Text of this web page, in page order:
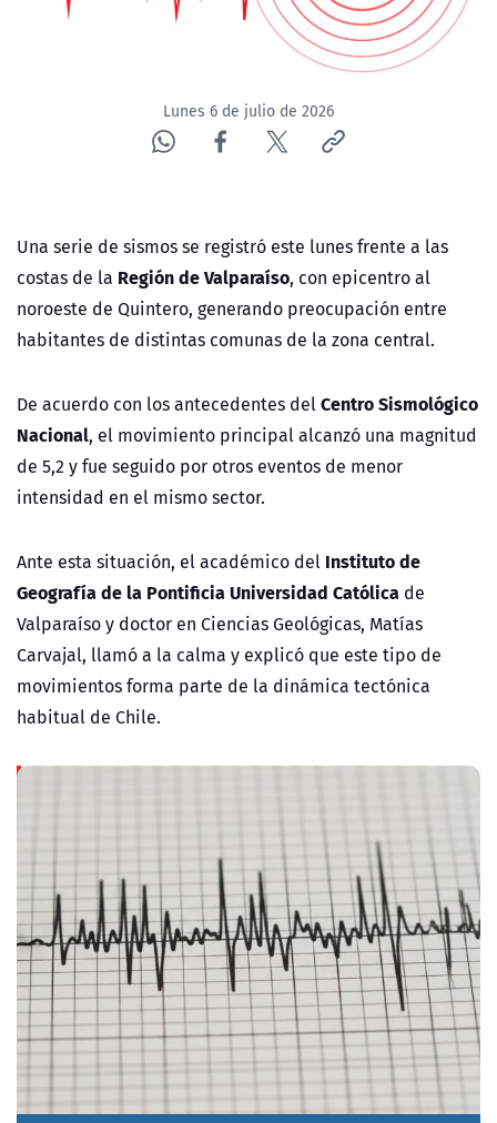
CANAL DE DENUNCIAS
Lunes 6 de julio de 2026
Una serie de sismos se registró este lunes frente a las
costas de la Región de Valparaíso, con epicentro al
noroeste de Quintero, generando preocupación entre
habitantes de distintas comunas de la zona central.
De acuerdo con los antecedentes delCentro Sismológico
Nacional, el movimiento principal alcanzó una magnitud
de 5,2 y fue seguido por otros eventos de menor
intensidad en el mismo sector.
Ante esta situación, el académico del Instituto de
Geografía de la Pontificia Universidad Católica de
Valparaíso y doctor en Ciencias Geológicas, Matías
Carvajal, llamó a la calma y explicó que este tipo de
movimientos forma parte de la dinámica tectónica
habitual de Chile.